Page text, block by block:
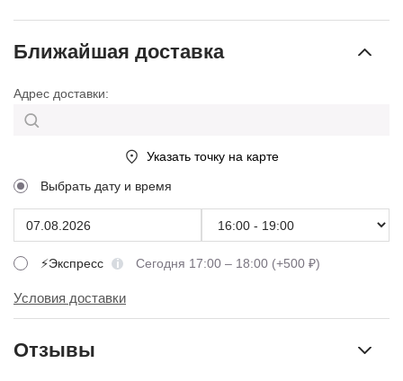
Ближайшая доставка
Адрес доставки:
Указать точку на карте
Выбрать дату и время
⚡Экспресс Сегодня 17:00 – 18:00 (+500 ₽)
Условия доставки
Отзывы